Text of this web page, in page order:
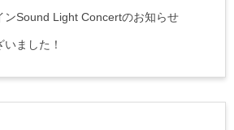
ンSound Light Concertのお知らせ
ました！